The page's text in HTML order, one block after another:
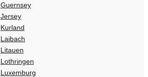
Guernsey
Jersey
Kurland
Laibach
Litauen
Lothringen
Luxemburg